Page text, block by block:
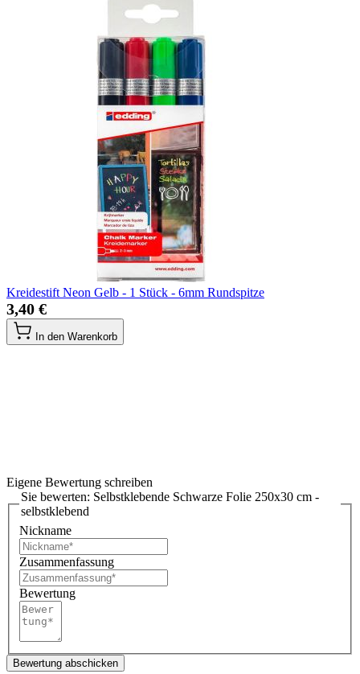
Kreidestift Neon Gelb - 1 Stück - 6mm Rundspitze
3,40 €
In den Warenkorb
Eigene Bewertung schreiben
Sie bewerten: Selbstklebende Schwarze Folie 250x30 cm -
selbstklebend
Nickname
Zusammenfassung
Bewertung
Bewertung abschicken